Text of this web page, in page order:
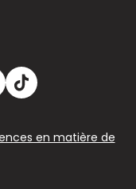
en matière de